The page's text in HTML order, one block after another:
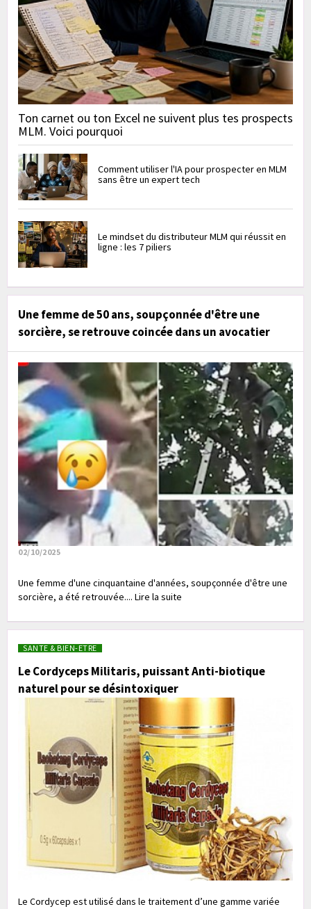
Ton carnet ou ton Excel ne suivent plus tes prospects
MLM. Voici pourquoi
Comment utiliser l'IA pour prospecter en MLM
sans être un expert tech
Le mindset du distributeur MLM qui réussit en
ligne : les 7 piliers
Une femme de 50 ans, soupçonnée d'être une
sorcière, se retrouve coincée dans un avocatier
02/10/2025
Une femme d'une cinquantaine d'années, soupçonnée d'être une
sorcière, a été retrouvée.... Lire la suite
SANTE & BIEN-ETRE
Le Cordyceps Militaris, puissant Anti-biotique
naturel pour se désintoxiquer
Le Cordycep est utilisé dans le traitement d’une gamme variée